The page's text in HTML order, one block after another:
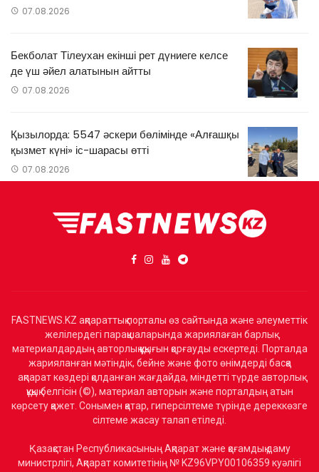
07.08.2026
Бекболат Тілеухан екінші рет дүниеге келсе
де үш әйел алатынын айтты
07.08.2026
Қызылорда: 5547 әскери бөлімінде «Алғашқы
қызмет күні» іс-шарасы өтті
07.08.2026
FASTNEWS.KZ ақпараттық порталы өз сайтында және әлеуметтік
желілердегі парақшаларында жариялаған барлық
материалдардың авторлық құқығын қорғауды ескертеді. Порталда
жарияланған мәтіндік, бейне және фото өнімдерді басқа
ақпарат көздері қолданған жағдайда, міндетті түрде авторлық
құқық белгісін (©), материал авторын және порталдың атын
көрсету қажет. Сонымен қатар, гиперсілтеме түрінде дереккөзге
сілтеме жасау талап етіледі.
Қазақстан Республикасының Ақпарат және қоғамдық даму
министрлігі, Ақпарат комитетінің № KZ96VPY00106359 куәлігі